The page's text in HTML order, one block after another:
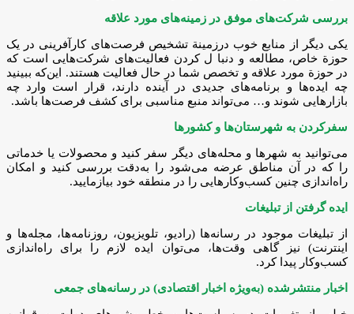
بررسی شرکت‌های موفق در زمینه‌های مورد علاقه
یکی دیگر از منابع خوب درزمینة تشخیص فرصت‌های کارآفرینی در یک
حوزة خاص، مطالعه و دنبا ل کردن فعالیت‌های شرکت‌هایی است که
در حوزة مورد علاقه و تخصص شما در حال فعالیت هستند. این‌که ببینید
چه ایده‌ها و برنامه‌های جدیدی در آینده دارند، قرار است وارد چه
بازارهایی شوند و… می‌تواند منبع مناسبی برای کشف فرصت‌ها باشد.
سفرکردن به شهرستان‌ها و کشورها
می‌توانید به شهرها و محله‌های دیگر سفر کنید و محصولات یا خدماتی
را که در آن مناطق عرضه می‌شود را به‌دقت بررسی کنید و امکان
راه‌اندازی چنین کسب‌وکارهایی را در منطقه خود بیازمایید.
ایده گرفتن از تبلیغات
از تبلیغات موجود در رسانه‌ها (رادیو، تلویزیون، روزنامه‌ها، مجله‌ها و
اینترنت) نیز گاهی وقت‌ها، می‌توان ایده لازم را برای راه‌اندازی
کسب‌وکار پیدا کرد.
اخبار منتشرشده (به‌ویژه اخبار اقتصادی) در رسانه‌های جمعی